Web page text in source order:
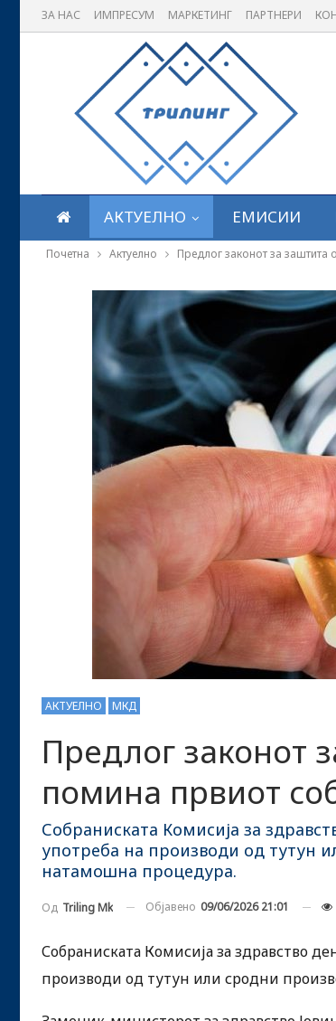
ЗА НАС ИМПРЕСУМ МАРКЕТИНГ ПАРТНЕРИ
АКТУЕЛНО ЕМИСИИ
Почетна Актуелно Предлог законот за
АКТУЕЛНО МКД
Предлог законот
помина првиот
Собраниската Комисија за
употреба на производи од тутун
натамошна процедура.
Од Triling Mk Објавено 09/06/2026 21:01
Собраниската Комисија за здравство
производи од тутун или сродни